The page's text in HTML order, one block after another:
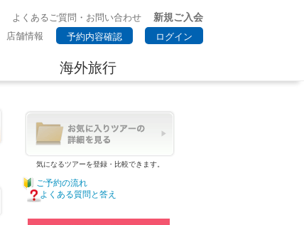
よくあるご質問・お問い合わせ
新規ご入会
店舗情報 予約内容確認 ログイン
海外旅行
気になるツアーを登録・比較できます。
ご予約の流れ
よくある質問と答え